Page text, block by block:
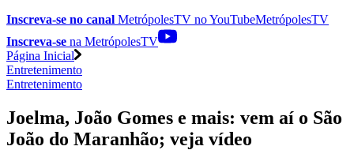
Inscreva-se no canal MetrópolesTV noYouTubeMetrópolesTV
Inscreva-se na MetrópolesTV
Página Inicial
Entretenimento
Entretenimento
Joelma, João Gomes e mais: vem aí o São
João do Maranhão; veja vídeo